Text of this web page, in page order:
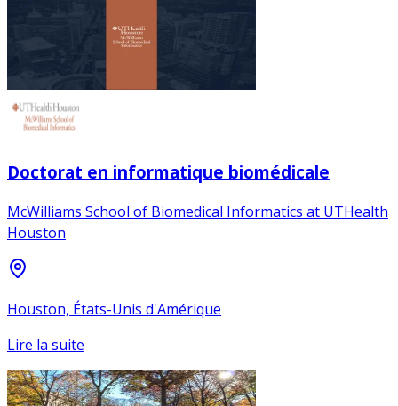
Doctorat en informatique biomédicale
McWilliams School of Biomedical Informatics at UTHealth
Houston
Houston, États-Unis d'Amérique
Lire la suite